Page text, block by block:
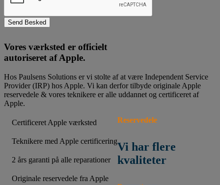
Send Besked
Vores værksted er officielt
autoriseret af Apple.
Hos Paulsens Solutions er vi stolte af at være Independent Service
Provider (IRP) hos Apple. Vi kan derfor tilbyde originale Apple
reservedele & vores teknikere er alle uddannet og certificeret af
Apple.
Certificeret Apple værksted
Teknikere med Apple certificering
2 års garanti på alle reparationer
Originale reservedele fra Apple
Reservedele
Vi har flere
kvaliteter